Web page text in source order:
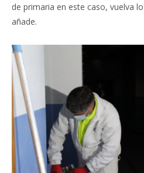
de primaria en este caso, vuelva
añade.